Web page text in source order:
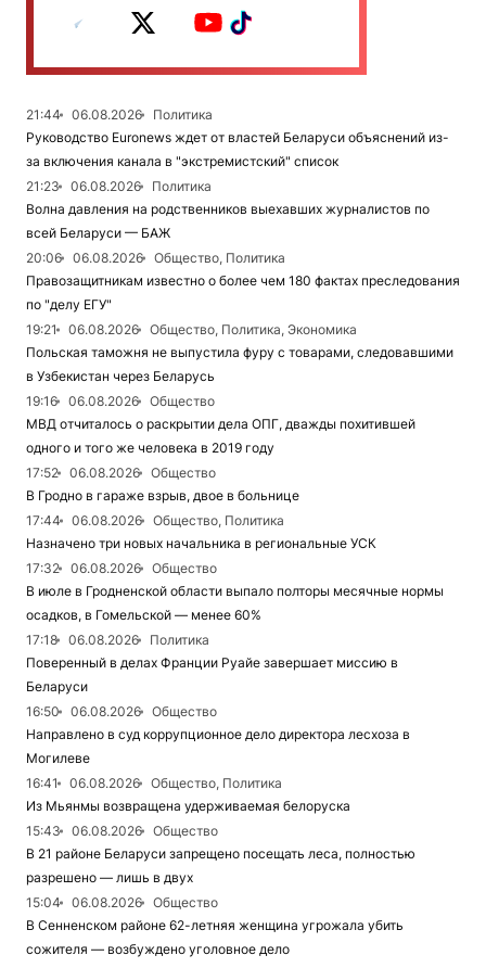
21:44 06.08.2026
Политика
Руководство Euronews ждет от властей Беларуси объяснений из-
за включения канала в "экстремистский" список
21:23
06.08.2026
Политика
Волна давления на родственников выехавших журналистов по
всей Беларуси — БАЖ
20:06
06.08.2026
Общество, Политика
Правозащитникам известно о более чем 180 фактах преследования
по "делу ЕГУ"
19:21
06.08.2026
Общество, Политика, Экономика
Польская таможня не выпустила фуру с товарами, следовавшими
в Узбекистан через Беларусь
19:16
06.08.2026
Общество
МВД отчиталось о раскрытии дела ОПГ, дважды похитившей
одного и того же человека в 2019 году
17:52
06.08.2026
Общество
В Гродно в гараже взрыв, двое в больнице
17:44
06.08.2026
Общество, Политика
Назначено три новых начальника в региональные УСК
17:32
06.08.2026
Общество
В июле в Гродненской области выпало полторы месячные нормы
осадков, в Гомельской — менее 60%
17:18
06.08.2026
Политика
Поверенный в делах Франции Руайе завершает миссию в
Беларуси
16:50
06.08.2026
Общество
Направлено в суд коррупционное дело директора лесхоза в
Могилеве
16:41
06.08.2026
Общество, Политика
Из Мьянмы возвращена удерживаемая белоруска
15:43
06.08.2026
Общество
В 21 районе Беларуси запрещено посещать леса, полностью
разрешено — лишь в двух
15:04
06.08.2026
Общество
В Сенненском районе 62-летняя женщина угрожала убить
сожителя — возбуждено уголовное дело